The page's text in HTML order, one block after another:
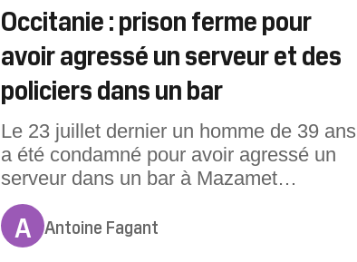
Occitanie : prison ferme pour
avoir agressé un serveur et des
policiers dans un bar
Le 23 juillet dernier un homme de 39 ans
a été condamné pour avoir agressé un
serveur dans un bar à Mazamet
(Tarn).Des agents de police-secours du
commissariat de Mazamet (Tarn) sont
requis, le 19 juillet, dans un bar du
A Antoine Fagant